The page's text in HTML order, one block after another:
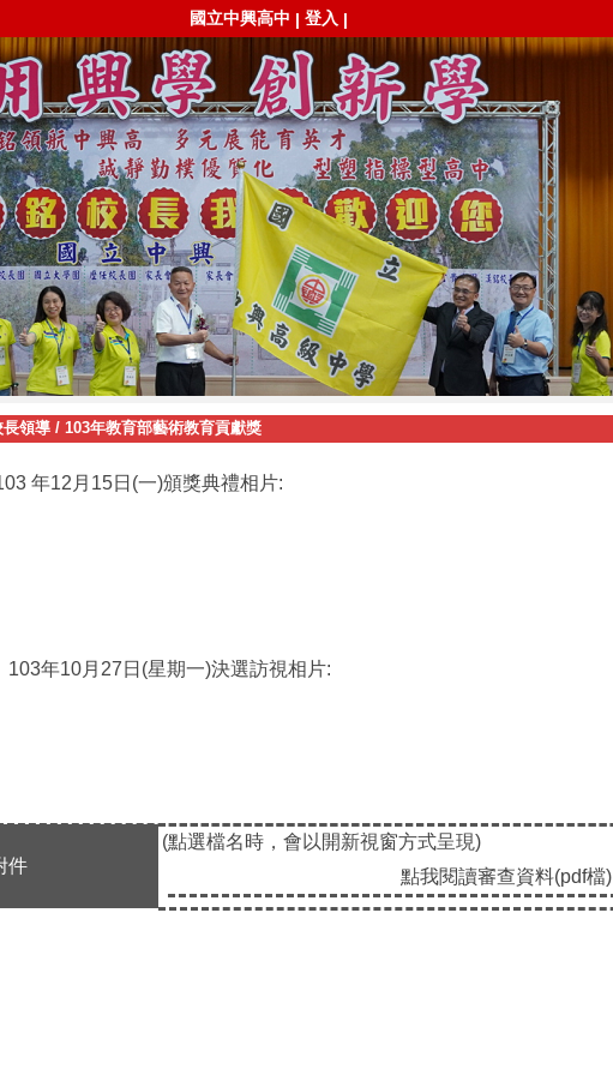
國立中興高中 | 登入 |
長領導/ 103年教育部藝術教育貢獻獎
年12 月 15日 (一)頒獎典禮相片:
年10月27日(星期一)決選訪視相片:
件
(點選檔名時，會以開新視窗方式呈現)
點我閱讀審查資料(pdf檔)